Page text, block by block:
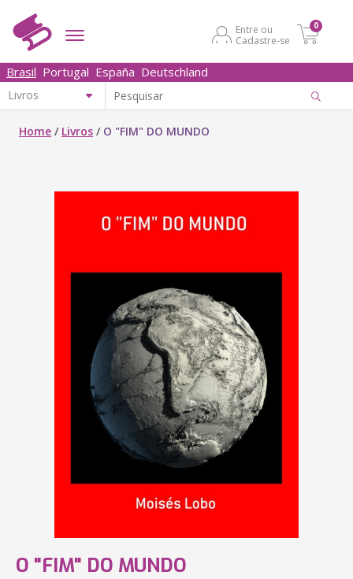
Entre ou
Cadastre-se
0
Brasil Portugal España Deutschland
Home / Livros / O "FIM" DO MUNDO
O "FIM" DO MUNDO